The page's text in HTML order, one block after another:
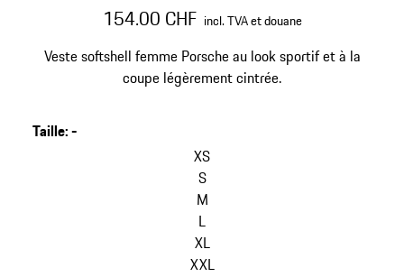
154.00 CHF incl. TVA et douane
Veste softshell femme Porsche au look sportif et à la
coupe légèrement cintrée.
Taille:-
XS
S
M
L
XL
XXL